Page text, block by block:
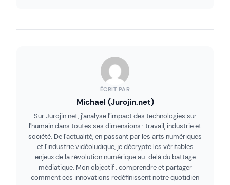
ÉCRIT PAR
Michael (Jurojin.net)
Sur Jurojin.net, j'analyse l'impact des technologies sur
l'humain dans toutes ses dimensions : travail, industrie et
société. De l'actualité, en passant par les arts numériques
et l'industrie vidéoludique, je décrypte les véritables
enjeux de la révolution numérique au-delà du battage
médiatique. Mon objectif : comprendre et partager
comment ces innovations redéfinissent notre quotidien